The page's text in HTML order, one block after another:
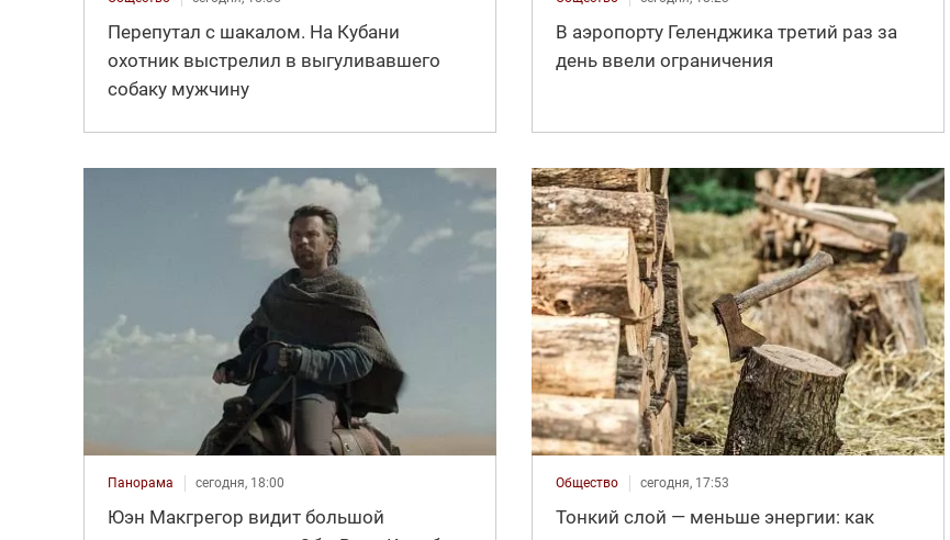
Перепутал с шакалом. На Кубани
охотник выстрелил в выгуливавшего
собаку мужчину
В аэропорту Геленджика третий раз за
день ввели ограничения
Панорама сегодня, 18:00
Юэн Макгрегор видит большой
Общество сегодня, 17:53
Тонкий слой — меньше энергии: как